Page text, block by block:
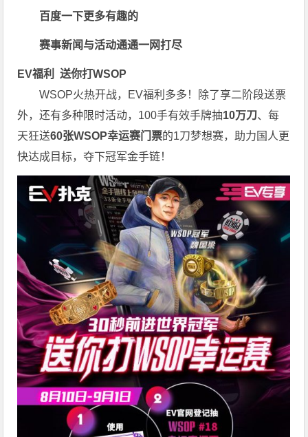
百度一下更多有趣的
赛事新闻与活动通通一网打尽
EV福利
送你打WSOP
WSOP火热开战，EV福利多多！除了享二阶段送票
外，还有多种限时活动，100手有效手牌抽10万刀、每
天狂送60张WSOP幸运赛门票的1刀梦想赛，助力国人更
快达成目标，夺下冠军金手链！